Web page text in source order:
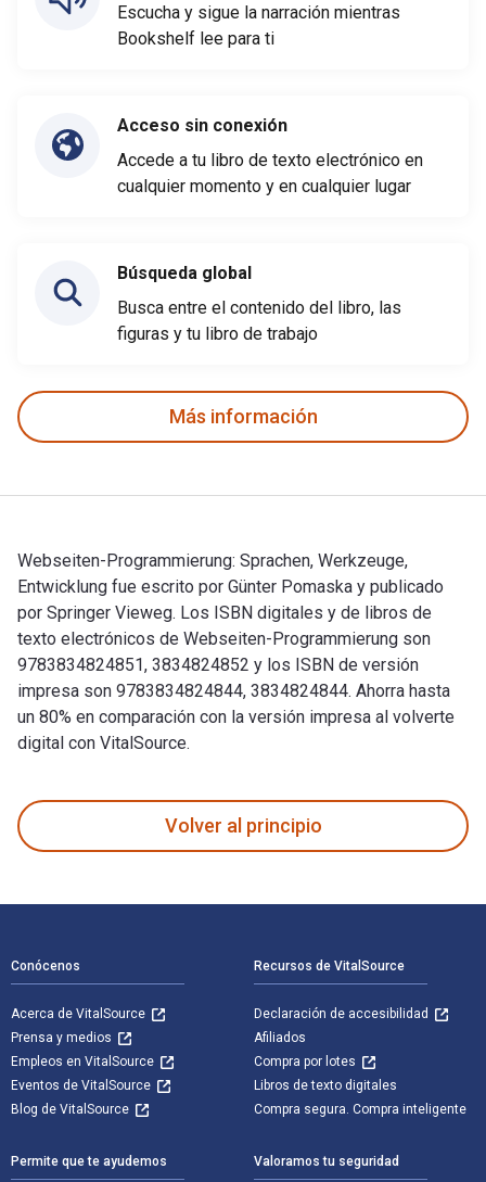
Escucha y sigue la narración mientras
Bookshelf lee para ti
Acceso sin conexión
Accede a tu libro de texto electrónico en
cualquier momento y en cualquier lugar
Búsqueda global
Busca entre el contenido del libro, las
figuras y tu libro de trabajo
Más información
Webseiten-Programmierung: Sprachen, Werkzeuge,
Entwicklung fue escrito por Günter Pomaska y publicado
por Springer Vieweg. Los ISBN digitales y de libros de
texto electrónicos de Webseiten-Programmierung son
9783834824851, 3834824852 y los ISBN de versión
impresa son 9783834824844, 3834824844. Ahorra hasta
un 80% en comparación con la versión impresa al volverte
digital con VitalSource.
Volver al principio
Conócenos
Acerca de VitalSource
Prensa y medios
Empleos en VitalSource
Eventos de VitalSource
Blog de VitalSource
Recursos de VitalSource
Declaración de accesibilidad
Afiliados
Compra por lotes
Libros de texto digitales
Compra segura. Compra inteligente
Permite que te ayudemos Valoramos tu seguridad